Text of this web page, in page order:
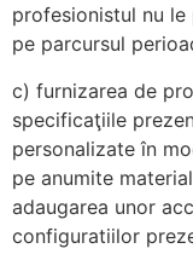
profesionistul nu
pe parcursul
c) furnizarea de
specificaţiile
personalizate în
pe anumite
adaugarea unor
configuratiilor